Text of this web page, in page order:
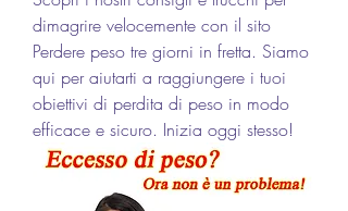
dimagrire velocemente con il sito
Perdere peso tre giorni in fretta. Siamo
qui per aiutarti a raggiungere i tuoi
obiettivi di perdita di peso in modo
efficace e sicuro. Inizia oggi stesso!